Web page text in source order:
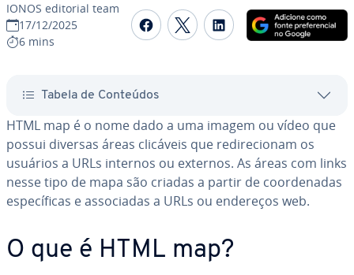
IONOS editorial team
17/12/2025
6 mins
Com­par­ti­lhar no
Com­par­ti­lhar no
Com­par­ti­lhar
Tabela de Conteúdos
HTML map é o nome dado a uma imagem ou vídeo que
possui diversas áreas clicáveis que re­di­re­ci­o­nam os
usuários a URLs internos ou externos. As áreas com links
nesse tipo de mapa são criadas a partir de co­or­de­na­das
es­pe­cí­fi­cas e as­so­ci­a­das a URLs ou endereços web.
O que é HTML map?